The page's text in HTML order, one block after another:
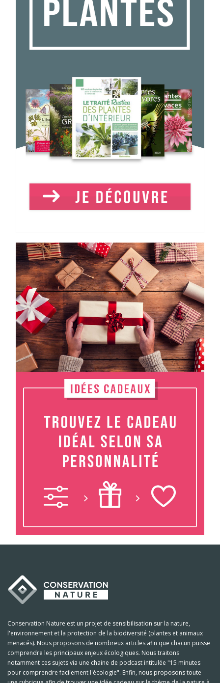
Conservation Nature est un projet de sensibilisation sur la nature,
l'environnement et la protection de la biodiversité (plantes et animaux
menacés). Nous proposons de nombreux articles afin que chacun puisse
comprendre les principaux enjeux écologiques. Nous traitons
notamment ces sujets via une chaine de podcast intitulée "15 minutes
pour comprendre facilement l'écologie". Enfin, nous proposons toute